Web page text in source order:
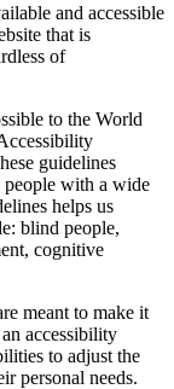
and accessible
that is
of
to the World
guidelines
people with a wide
helps us
blind people,
cognitive
meant to make it
accessibility
to adjust the
personal needs.